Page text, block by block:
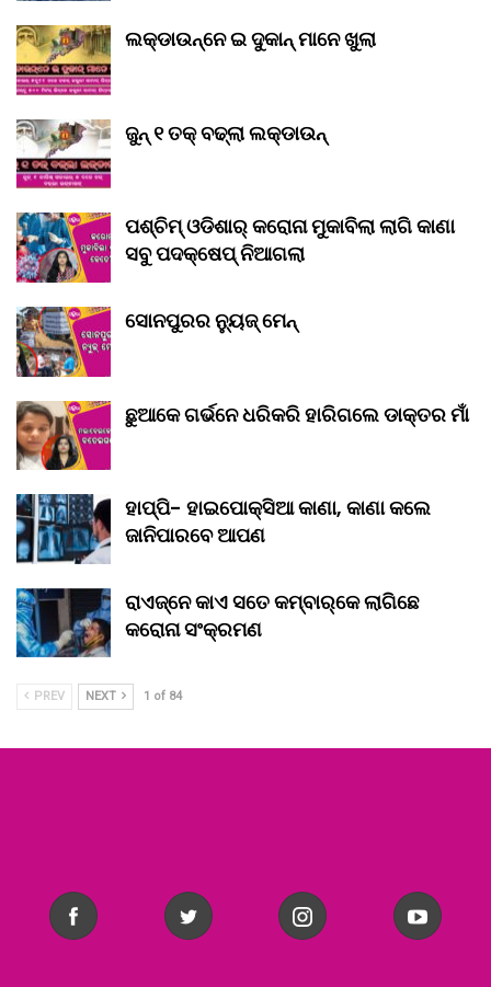
ଲକ୍‌ଡାଉନ୍‌ନେ ଇ ଦୁକାନ୍ ମାନେ ଖୁଲା
ଜୁନ୍ ୧ ତକ୍ ବଢ୍‌ଲା ଲକ୍‌ଡାଉନ୍‌
ପଶ୍ଚିମ୍ ଓଡିଶାର୍ କରୋନା ମୁକାବିଲା ଲାଗି କାଣା
ସବୁ ପଦକ୍ଷେପ୍ ନିଆଗଲା
ସୋନପୁରର ନ୍ୟୁଜ୍ ମେନ୍
ଛୁଆକେ ଗର୍ଭନେ ଧରିକରି ହାରିଗଲେ ଡାକ୍ତର ମାଁ
ହାପ୍ପି- ହାଇପୋକ୍ସିଆ କାଣା, କାଣା କଲେ
ଜାନିପାରବେ ଆପଣ
ରାଏଜ୍‌ନେ କାଏ ସତେ କମ୍‌ବାର୍‌କେ ଲାଗିଛେ
କରୋନା ସଂକ୍ରମଣ
PREV NEXT 1 of 84